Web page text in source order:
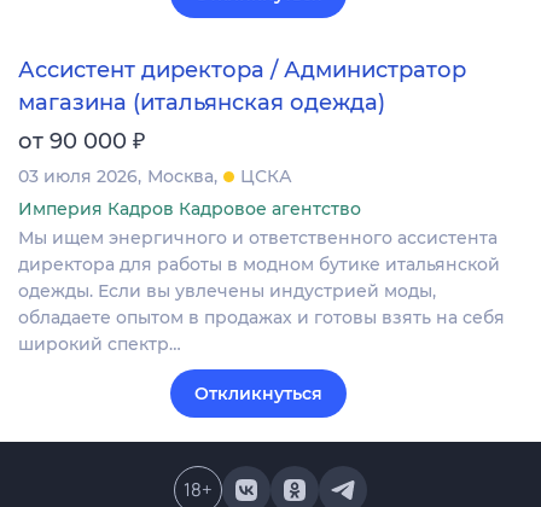
Ассистент директора / Администратор
магазина (итальянская одежда)
от 90 000 ₽
03 июля 2026 Москва
ЦСКА
Империя Кадров Кадровое агентство
Мы ищем энергичного и ответственного ассистента
директора для работы в модном бутике итальянской
одежды. Если вы увлечены индустрией моды,
обладаете опытом в продажах и готовы взять на себя
широкий спектр…
Откликнуться
18+